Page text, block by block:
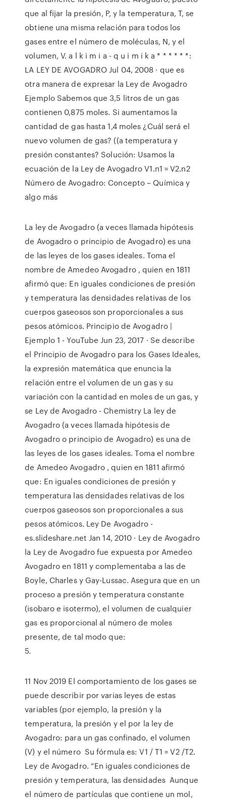
que al fijar la presión, P, y la temperatura, T, se
obtiene una misma relación para todos los
gases entre el número de moléculas, N, y el
volumen, V. a l k i m i a - q u i m i k a * * * * * *:
LA LEY DE AVOGADRO Jul 04, 2008 · que es
otra manera de expresar la Ley de Avogadro
Ejemplo Sabemos que 3,5 litros de un gas
contienen 0,875 moles. Si aumentamos la
cantidad de gas hasta 1,4 moles ¿Cuál será el
nuevo volumen de gas? ((a temperatura y
presión constantes? Solución: Usamos la
ecuación de la Ley de Avogadro V1.n1 = V2.n2
Número de Avogadro: Concepto – Química y
algo más
La ley de Avogadro (a veces llamada hipótesis
de Avogadro o principio de Avogadro) es una
de las leyes de los gases ideales. Toma el
nombre de Amedeo Avogadro , quien en 1811
afirmó que: En iguales condiciones de presión
y temperatura las densidades relativas de los
cuerpos gaseosos son proporcionales a sus
pesos atómicos. Principio de Avogadro |
Ejemplo 1 - YouTube Jun 23, 2017 · Se describe
el Principio de Avogadro para los Gases Ideales,
la expresión matemática que enuncia la
relación entre el volumen de un gas y su
variación con la cantidad en moles de un gas, y
se Ley de Avogadro - Chemistry La ley de
Avogadro (a veces llamada hipótesis de
Avogadro o principio de Avogadro) es una de
las leyes de los gases ideales. Toma el nombre
de Amedeo Avogadro , quien en 1811 afirmó
que: En iguales condiciones de presión y
temperatura las densidades relativas de los
cuerpos gaseosos son proporcionales a sus
pesos atómicos. Ley De Avogadro -
es.slideshare.net Jan 14, 2010 · Ley de Avogadro
la Ley de Avogadro fue expuesta por Amedeo
Avogadro en 1811 y complementaba a las de
Boyle, Charles y Gay-Lussac. Asegura que en un
proceso a presión y temperatura constante
(isobaro e isotermo), el volumen de cualquier
gas es proporcional al número de moles
presente, de tal modo que:
5.
11 Nov 2019 El comportamiento de los gases se
puede describir por varias leyes de estas
variables (por ejemplo, la presión y la
temperatura, la presión y el por la ley de
Avogadro: para un gas confinado, el volumen
(V) y el número Su fórmula es: V1 / T1 = V2 /T2.
Ley de Avogadro. “En iguales condiciones de
presión y temperatura, las densidades Aunque
el número de partículas que contiene un mol,